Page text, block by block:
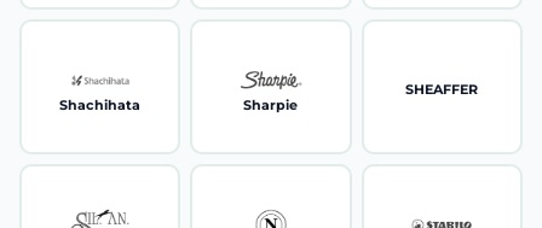
Shachihata Sharpie
SHEAFFER